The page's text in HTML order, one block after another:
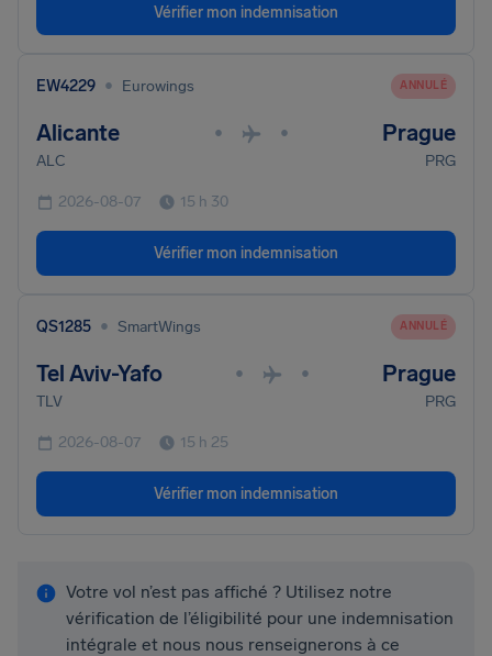
Vérifier mon indemnisation
EW4229 • Eurowings ANNULÉ
Alicante • • Prague
ALC PRG
2026-08-07 15 h 30
Vérifier mon indemnisation
QS1285 • SmartWings ANNULÉ
Tel Aviv-Yafo • • Prague
TLV PRG
2026-08-07 15 h 25
Vérifier mon indemnisation
Votre vol n’est pas affiché ? Utilisez notre
vérification de l’éligibilité pour une indemnisation
intégrale et nous nous renseignerons à ce